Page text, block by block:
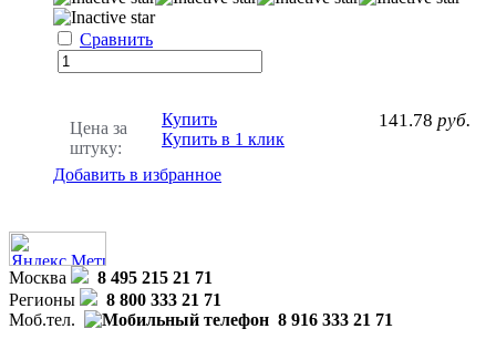
Сравнить
Цена за
штуку:
141.78 руб.
Купить
Купить в 1 клик
Добавить в избранное
Москва
8 495 215 21 71
Регионы
8 800 333 21 71
Моб.тел.
8 916 333 21 71